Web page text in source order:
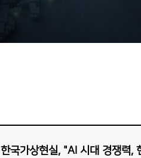
한국가상현실, "AI 시대 경쟁력,